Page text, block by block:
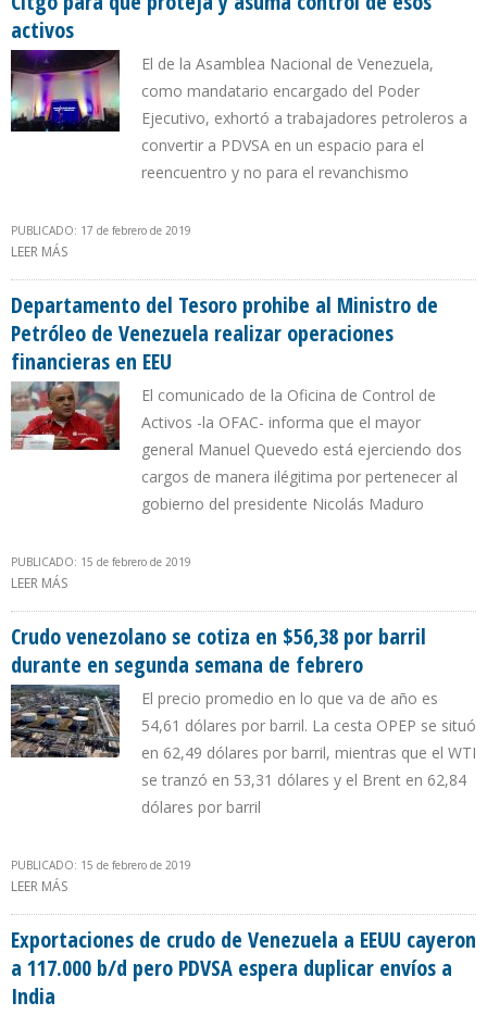
activos
El de la Asamblea Nacional de Venezuela,
como mandatario encargado del Poder
Ejecutivo, exhortó a trabajadores petroleros a
convertir a PDVSA en un espacio para el
reencuentro y no para el revanchismo
PUBLICADO: 17 de febrero de 2019
LEER MÁS
Departamento del Tesoro prohibe al Ministro de
Petróleo de Venezuela realizar operaciones
financieras en EEU
El comunicado de la Oficina de Control de
Activos -la OFAC- informa que el mayor
general Manuel Quevedo está ejerciendo dos
cargos de manera ilégitima por pertenecer al
gobierno del presidente Nicolás Maduro
PUBLICADO: 15 de febrero de 2019
LEER MÁS
EN EEU
Crudo venezolano se cotiza en $56,38 por barril
durante en segunda semana de febrero
El precio promedio en lo que va de año es
54,61 dólares por barril. La cesta OPEP se situó
en 62,49 dólares por barril, mientras que el WTI
se tranzó en 53,31 dólares y el Brent en 62,84
dólares por barril
PUBLICADO: 15 de febrero de 2019
LEER MÁS
Exportaciones de crudo de Venezuela a EEUU cayeron
a 117.000 b/d pero PDVSA espera duplicar envíos a
India